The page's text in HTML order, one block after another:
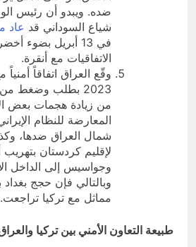
ضده. ويبدو أن رئيس
شياع السوداني قد عاد
في 13 أبريل بضوء
الاتفاقيات مع أنقرة.
وقّع العراق اتفاقاً أمنياً
2023 بطلب وضغط
من زيادة هجمات بعض
المعارضة للنظام
شمال العراق ضدها،
لإقليم كردستان بتهريب
وجواسيس إلى الداخل
وبالتالي فإن حجج
مماثل مع تركيا تراجعت.
طبيعة التعاون الأمني بين تركيا